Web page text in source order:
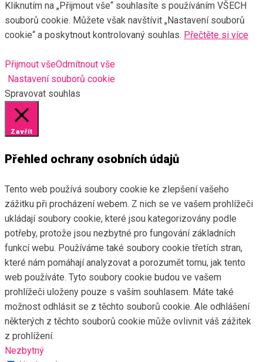
Cesta k medailím vede přes geny
Klíčová slova:
vytrvalost
EPIVYZIVA.CZ /
FACEBOOK
INSTAGRAM
2015–2026 © BLANKA GOLOLOBOVOVÁ |Ochrana osobních
údajů|Podmínky užití|Soubory cookies|Odhlášení
newsletteru | Vytvořiltomsabol.cz
Na našich webových stránkách používáme soubory cookie,
abychom vám poskytli co nejrelevantnější zážitek tím, že si
zapamatujeme vaše preference a opakované návštěvy.
Kliknutím na „Přijmout vše“ souhlasíte s používáním VŠECH